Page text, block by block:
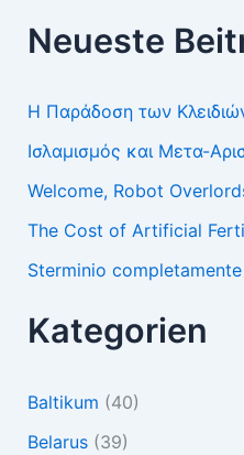
Neueste
Η Παράδοση των
Ισλαμισμός και Μετα-
Welcome, Robot
The Cost of Artificial
Sterminio
Kategorien
Baltikum (40)
Belarus(39)